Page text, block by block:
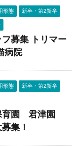
形態 新卒・第2新卒
募集 トリマー
病院
形態 新卒・第2新卒
育園 君津園
集！